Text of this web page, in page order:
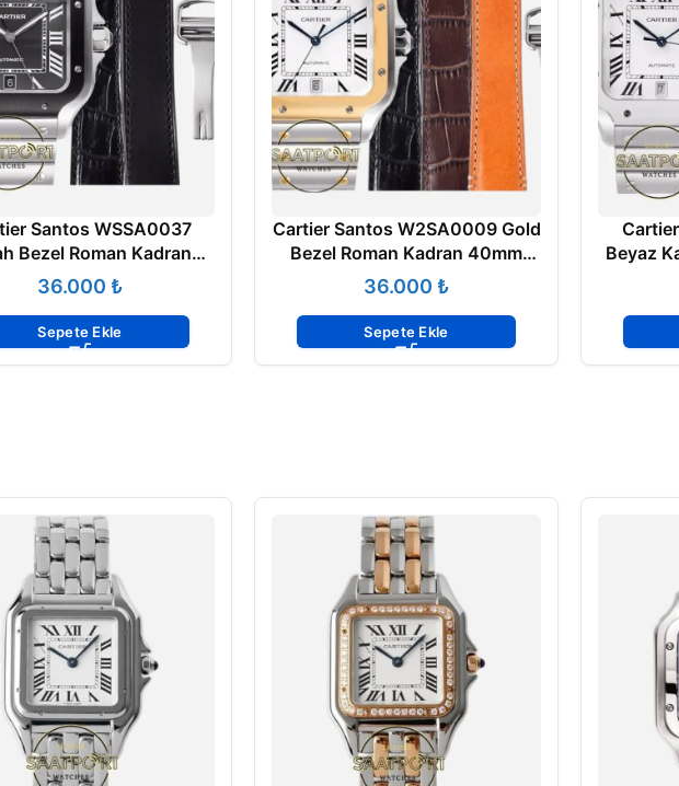
Santos WSSA0037
Bezel Roman Kadran
1847 MC Super Clone
ETA
₺
Sepete Ekle
Cartier Santos W2SA0009 Gold
Bezel Roman Kadran 40mm
1847 MC Super Clone ETA
₺
Sepete Ekle
Beyaz